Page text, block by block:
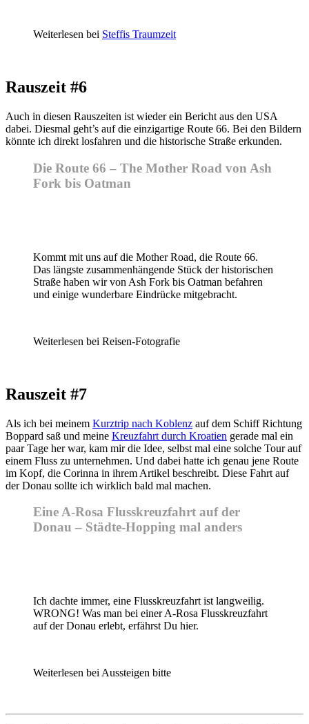
Weiterlesen bei Steffis Traumzeit
Rauszeit #6
Auch in diesen Rauszeiten ist wieder ein Bericht aus den USA
dabei. Diesmal geht’s auf die einzigartige Route 66. Bei den Bildern
könnte ich direkt losfahren und die historische Straße erkunden.
Die Route 66 – The Mother Road von Ash
Fork bis Oatman
Kommt mit uns auf die Mother Road, die Route 66.
Das längste zusammenhängende Stück der historischen
Straße haben wir von Ash Fork bis Oatman befahren
und einige wunderbare Eindrücke mitgebracht.
Weiterlesen bei Reisen-Fotografie
Rauszeit #7
Als ich bei meinem Kurztrip nach Koblenz auf dem Schiff Richtung
Boppard saß und meine Kreuzfahrt durch Kroatien gerade mal ein
paar Tage her war, kam mir die Idee, selbst mal eine solche Tour auf
einem Fluss zu unternehmen. Und dabei hatte ich genau jene Route
im Kopf, die Corinna in ihrem Artikel beschreibt. Diese Fahrt auf
der Donau sollte ich wirklich bald mal machen.
Eine A-Rosa Flusskreuzfahrt auf der
Donau – Städte-Hopping mal anders
Ich dachte immer, eine Flusskreuzfahrt ist langweilig.
WRONG! Was man bei einer A-Rosa Flusskreuzfahrt
auf der Donau erlebt, erfährst Du hier.
Weiterlesen bei Aussteigen bitte